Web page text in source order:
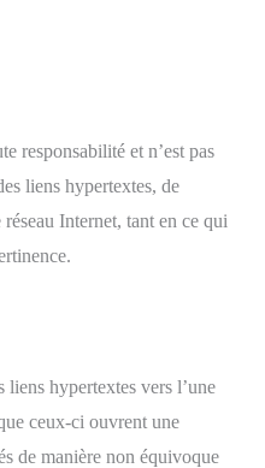
responsabilité et n’est pas
liens hypertextes, de
réseau Internet, tant en ce qui
hypertextes vers l’une
ceux-ci ouvrent une
de manière non équivoque